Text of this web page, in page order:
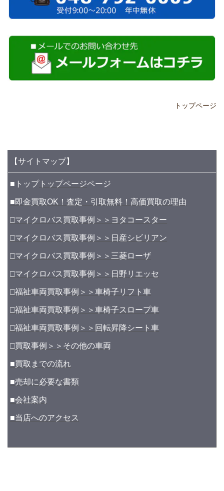
トップページ
【サイトマップ】
■トップ トップページページ
■即金買取OK！査定・引取無料！高価買取の理由
□マイクロバス買取事例＞＞ヨタコースター
□マイクロバス買取事例＞＞日産シビリアン
□マイクロバス買取事例＞＞三菱ローザ
□マイクロバス買取事例＞＞日野リエッセ
□福祉車両買取事例＞＞車椅子リフト車
□福祉車両買取事例＞＞車椅子スロープ車
□福祉車両買取事例＞＞回転昇降シート車
□買取事例＞＞その他の車両
■買取までの流れ
■売却に必要な書類
■会社案内
■当店へのアクセス